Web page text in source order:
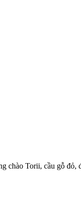
chào Torii, cầu gỗ đỏ,